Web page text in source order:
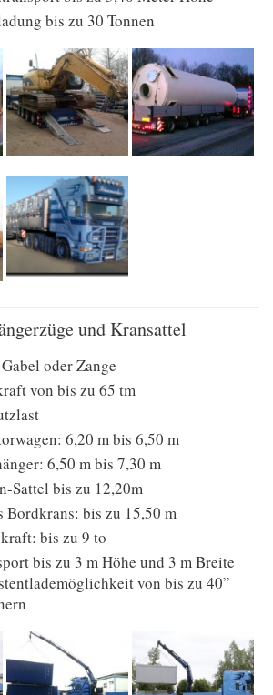
bis zu 30 Tonnen
und Kransattel
oder Zange
von bis zu 65 tm
6,20 m bis 6,50 m
6,50 m bis 7,30 m
Sattel bis zu 12,20m
Bordkrans: bis zu 15,50 m
bis zu 9 to
bis zu 3 m Höhe und 3 m Breite
von bis zu 40”